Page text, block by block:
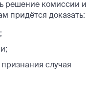
решение комиссии и
придётся доказать:
случая